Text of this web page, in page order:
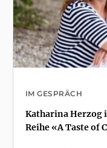
IM GESPRÄCH
Katharina Herzog
Reihe «A Taste of